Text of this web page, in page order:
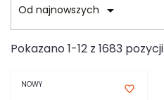
Od najnowszych 
Pokazano 1-12 z 1683 pozycji
NOWY favorite_border